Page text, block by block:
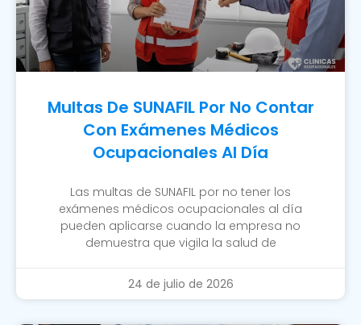
Multas De SUNAFIL Por No Contar
Con Exámenes Médicos
Ocupacionales Al Día
Las multas de SUNAFIL por no tener los
exámenes médicos ocupacionales al día
pueden aplicarse cuando la empresa no
demuestra que vigila la salud de
24 de julio de 2026